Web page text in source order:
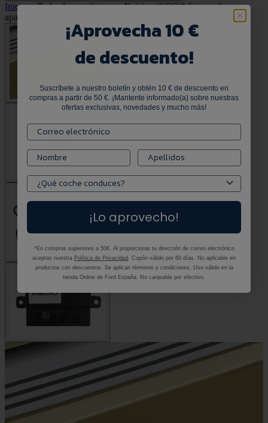
Inicio• Todos los productos• Xvision (SCC)* Sensor de
aparcamiento con accesorio desde 09/2013 en adelante
¡Aprovecha 10 €
de descuento!
Suscríbete a nuestro boletín y obtén 10 € de descuento en
compras a partir de 50 €. ¡Mantente informado(a) sobre nuestras
ofertas exclusivas, novedades y mucho más!
¡Lo aprovecho!
*En compras superiores a 50€. Al proporcionar tu dirección de correo electrónico
aceptas nuestra Política de Privacidad . Cupón válido por 60 días. No aplicable en
productos con descuentos. Se aplican términos y condiciones. Uso válido en la
tienda Online de Ford España. No canjeable por efectivo.